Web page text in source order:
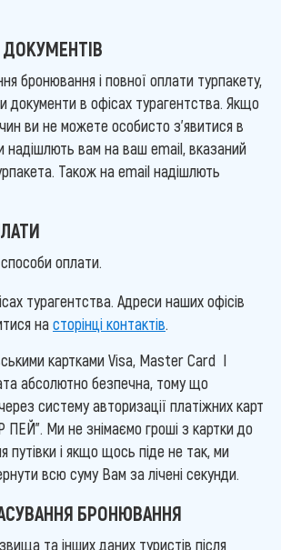
бронювання і повної оплати турпакету,
документи в офісах турагентства. Якщо
ви не можете особисто з'явитися в
надішлють вам на ваш email, вказаний
Також на email надішлють
оплати.
турагентства. Адреси наших офісів
на сторінці контактів.
картками Visa, Master Card І
абсолютно безпечна, тому що
систему авторизації платіжних карт
Ми не знімаємо гроші з картки до
путівки і якщо щось піде не так, ми
всю суму Вам за лічені секунди.
БРОНЮВАННЯ
та інших даних туристів після